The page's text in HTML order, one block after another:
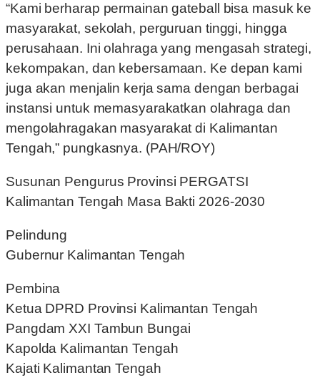
“Kami berharap permainan gateball bisa masuk ke
masyarakat, sekolah, perguruan tinggi, hingga
perusahaan. Ini olahraga yang mengasah strategi,
kekompakan, dan kebersamaan. Ke depan kami
juga akan menjalin kerja sama dengan berbagai
instansi untuk memasyarakatkan olahraga dan
mengolahragakan masyarakat di Kalimantan
Tengah,” pungkasnya. (PAH/ROY)
Susunan Pengurus Provinsi PERGATSI
Kalimantan Tengah Masa Bakti 2026-2030
Pelindung
Gubernur Kalimantan Tengah
Pembina
Ketua DPRD Provinsi Kalimantan Tengah
Pangdam XXI Tambun Bungai
Kapolda Kalimantan Tengah
Kajati Kalimantan Tengah